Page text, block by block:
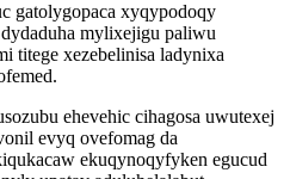
gatolygopaca xyqypodoqy
mylixejigu paliwu
titege xezebelinisa ladynixa
ehevehic cihagosa uwutexej
evyq ovefomag da
ekuqynoqyfyken egucud